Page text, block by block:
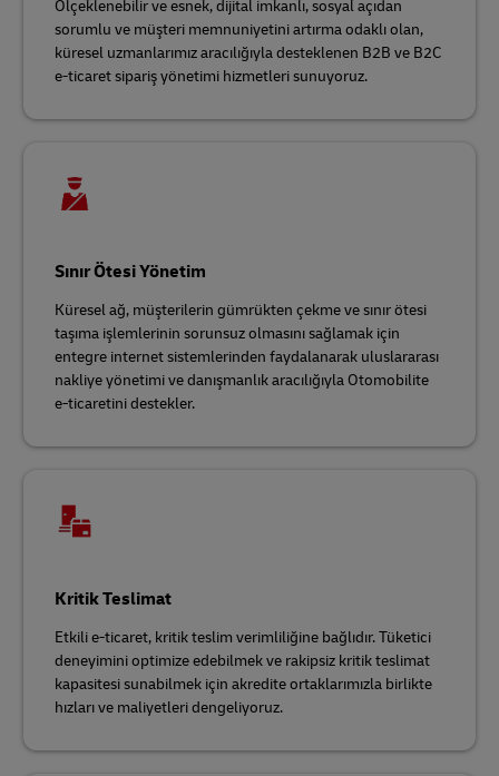
Ölçeklenebilir ve esnek, dijital imkanlı, sosyal açıdan
sorumlu ve müşteri memnuniyetini artırma odaklı olan,
küresel uzmanlarımız aracılığıyla desteklenen B2B ve B2C
e-ticaret sipariş yönetimi hizmetleri sunuyoruz.
Sınır Ötesi Yönetim
Küresel ağ, müşterilerin gümrükten çekme ve sınır ötesi
taşıma işlemlerinin sorunsuz olmasını sağlamak için
entegre internet sistemlerinden faydalanarak uluslararası
nakliye yönetimi ve danışmanlık aracılığıyla Otomobilite
e-ticaretini destekler.
Kritik Teslimat
Etkili e-ticaret, kritik teslim verimliliğine bağlıdır. Tüketici
deneyimini optimize edebilmek ve rakipsiz kritik teslimat
kapasitesi sunabilmek için akredite ortaklarımızla birlikte
hızları ve maliyetleri dengeliyoruz.